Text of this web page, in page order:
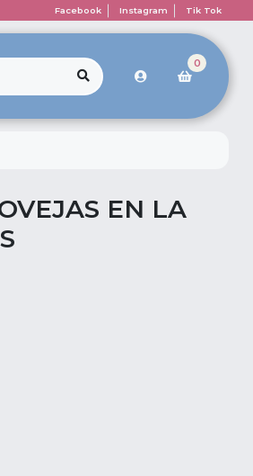
Facebook Instagram Tik Tok
0
EN LA